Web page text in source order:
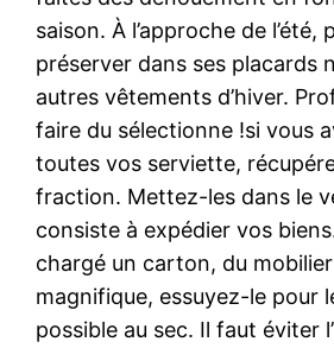
saison. À l’approche de l’été,
préserver dans ses placards
autres vêtements d’hiver.
faire du sélectionne !si vous
toutes vos serviette,
fraction. Mettez-les dans le
consiste à expédier vos
chargé un carton, du
magnifique, essuyez-le pour
possible au sec. Il faut éviter